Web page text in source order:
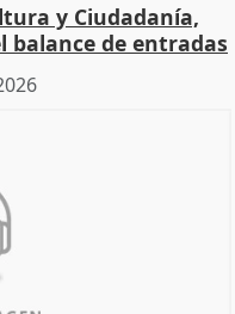
y Ciudadanía,
balance de entradas